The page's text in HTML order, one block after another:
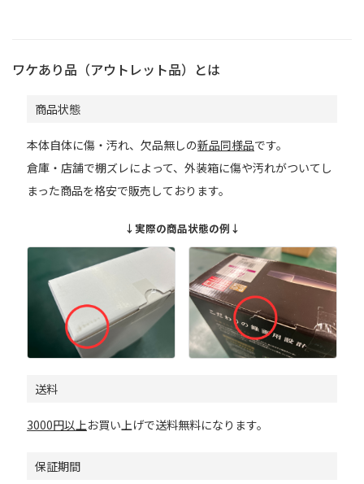
ワケあり品（アウトレット品）とは
商品状態
本体自体に傷・汚れ、欠品無しの新品同様品です。
倉庫・店舗で棚ズレによって、外装箱に傷や汚れがついてし
まった商品を格安で販売しております。
↓実際の商品状態の例↓
送料
3000円以上お買い上げで送料無料になります。
保証期間